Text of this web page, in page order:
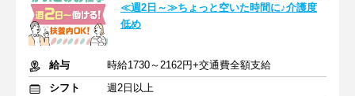
≪週2日～≫ちょっと空いた時間に♪介護度
低め
給与
時給1730～2162円+交通費全額支給
シフト
週2日以上